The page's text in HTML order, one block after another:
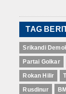
TAG
Srikandi
Partai Golkar
Rokan Hilir
Rusdinur